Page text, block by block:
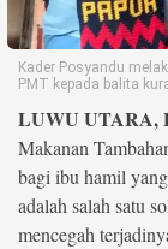
Kader Posyandu
PMT kepada balita
LUWU UTARA,
Makanan
bagi ibu hamil
adalah salah satu
mencegah